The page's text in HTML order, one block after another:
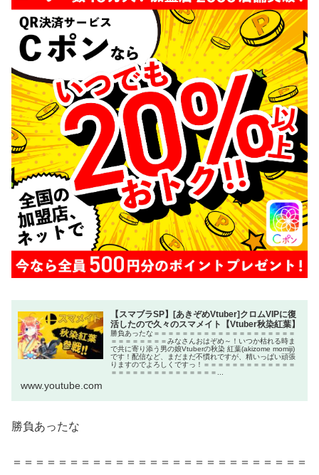
【スマブラSP】[あきぞめVtuber]クロムVIPに復
活したので久々のスマメイト【Vtuber秋染紅葉】
勝負あったな＝＝＝＝＝＝＝＝＝＝＝＝＝＝＝＝＝＝＝＝
＝＝＝＝＝＝＝＝みなさんおはぞめ～！いつか枯れる時ま
で共に寄り添う男の娘Vtuberの秋染 紅葉(akizome momiji)
です！配信など、まだまだ不慣れですが、精いっぱい頑張
りますのでよろしくですっ！＝＝＝＝＝＝＝＝＝＝＝＝＝
＝＝＝＝＝＝＝＝＝＝＝＝＝＝＝...
www.youtube.com
勝負あったな
＝＝＝＝＝＝＝＝＝＝＝＝＝＝＝＝＝＝＝＝＝＝＝＝＝＝